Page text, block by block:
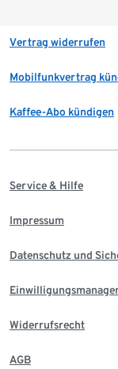
Vertrag widerrufen
Mobilfunkvertrag
Kaffee-Abo kündigen
Service & Hilfe
Impressum
Datenschutz und
Widerrufsrecht
AGB